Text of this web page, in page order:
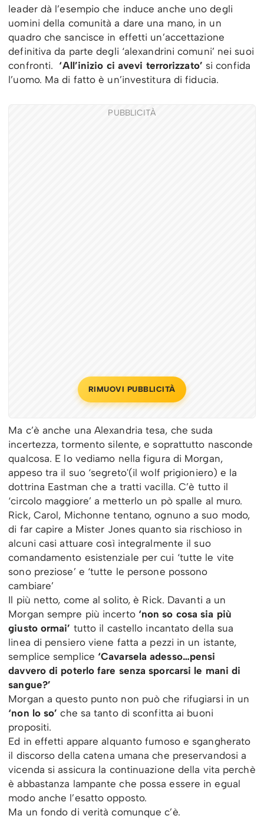
leader dà l’esempio che induce anche uno degli
uomini della comunità a dare una mano, in un
quadro che sancisce in effetti un’accettazione
definitiva da parte degli ‘alexandrini comuni’ nei suoi
confronti. ‘All’inizio ci avevi terrorizzato’ si confida
l’uomo. Ma di fatto è un’investitura di fiducia.
PUBBLICITÀ
RIMUOVI PUBBLICITÀ
Ma c’è anche una Alexandria tesa, che suda
incertezza, tormento silente, e soprattutto nasconde
qualcosa. E lo vediamo nella figura di Morgan,
appeso tra il suo ‘segreto'(il wolf prigioniero) e la
dottrina Eastman che a tratti vacilla. C’è tutto il
‘circolo maggiore’ a metterlo un pò spalle al muro.
Rick, Carol, Michonne tentano, ognuno a suo modo,
di far capire a Mister Jones quanto sia rischioso in
alcuni casi attuare così integralmente il suo
comandamento esistenziale per cui ‘tutte le vite
sono preziose’ e ‘tutte le persone possono
cambiare’
Il più netto, come al solito, è Rick. Davanti a un
Morgan sempre più incerto ‘non so cosa sia più
giusto ormai’ tutto il castello incantato della sua
linea di pensiero viene fatta a pezzi in un istante,
semplice semplice ‘Cavarsela adesso…pensi
davvero di poterlo fare senza sporcarsi le mani di
sangue?’
Morgan a questo punto non può che rifugiarsi in un
‘non lo so’ che sa tanto di sconfitta ai buoni
propositi.
Ed in effetti appare alquanto fumoso e sgangherato
il discorso della catena umana che preservandosi a
vicenda si assicura la continuazione della vita perchè
è abbastanza lampante che possa essere in egual
modo anche l’esatto opposto.
Ma un fondo di verità comunque c’è.